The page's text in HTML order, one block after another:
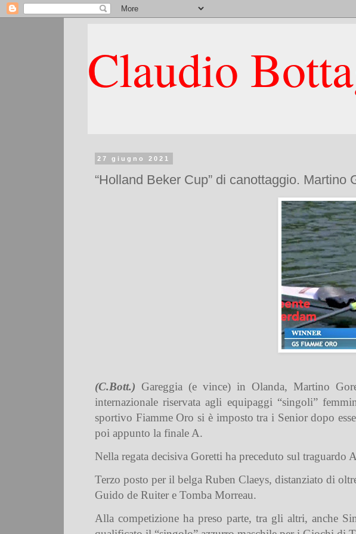
Claudio
27 giugno 2021
“Holland Beker Cup” di canottaggio. Martino
(C.Bott.) Gareggia (e vince) in Olanda, Martino
internazionale riservata agli equipaggi “singoli”
sportivo Fiamme Oro si è imposto tra i Senior dopo
poi appunto la finale A.
Nella regata decisiva Goretti ha preceduto sul
Terzo posto per il belga Ruben Claeys, distanziato di
Guido de Ruiter e Tomba Morreau.
Alla competizione ha preso parte, tra gli altri, anche